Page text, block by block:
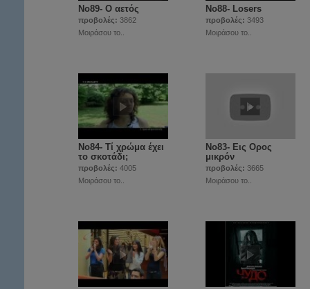
No89- Ο αετός
προβολές: 3862
Μοιράσου το..
No88- Losers
προβολές: 3493
Μοιράσου το..
Νο84- Τί χρώμα έχει
το σκοτάδι;
προβολές: 4005
Μοιράσου το..
Νο83- Εις Ορος
μικρόν
προβολές: 3665
Μοιράσου το..